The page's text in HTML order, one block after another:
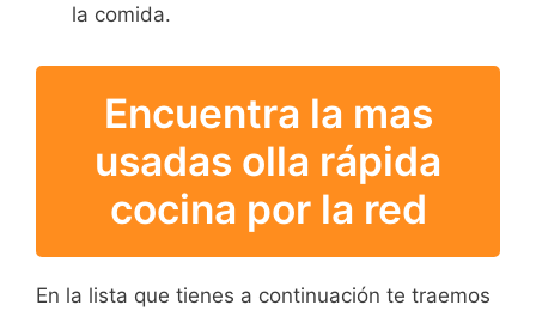
la comida.
Encuentra la mas
usadas olla rápida
cocina por la red
En la lista que tienes a continuación te traemos